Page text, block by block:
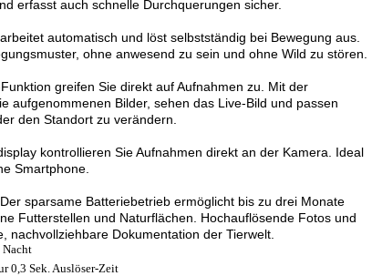
erfasst auch schnelle Durchquerungen sicher.
automatisch und löst selbstständig bei Bewegung aus.
ohne anwesend zu sein und ohne Wild zu stören.
greifen Sie direkt auf Aufnahmen zu. Mit der
aufgenommenen Bilder, sehen das Live-Bild und passen
den Standort zu verändern.
kontrollieren Sie Aufnahmen direkt an der Kamera. Ideal
Smartphone.
Der sparsame Batteriebetrieb ermöglicht bis zu drei Monate
Futterstellen und Naturflächen. Hochauflösende Fotos und
nachvollziehbare Dokumentation der Tierwelt.
Nacht
0,3 Sek. Auslöser-Zeit